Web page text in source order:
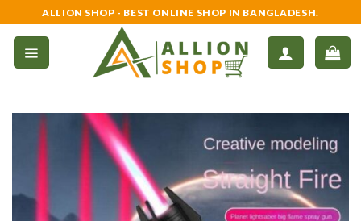
to
content
ALLION SHOP - BEST ONLINE SHOP IN BANGLADESH.